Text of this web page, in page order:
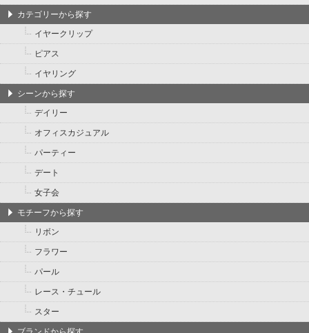
カテゴリーから探す
イヤークリップ
ピアス
イヤリング
シーンから探す
デイリー
オフィスカジュアル
パーティー
デート
女子会
モチーフから探す
リボン
フラワー
パール
レース・チュール
スター